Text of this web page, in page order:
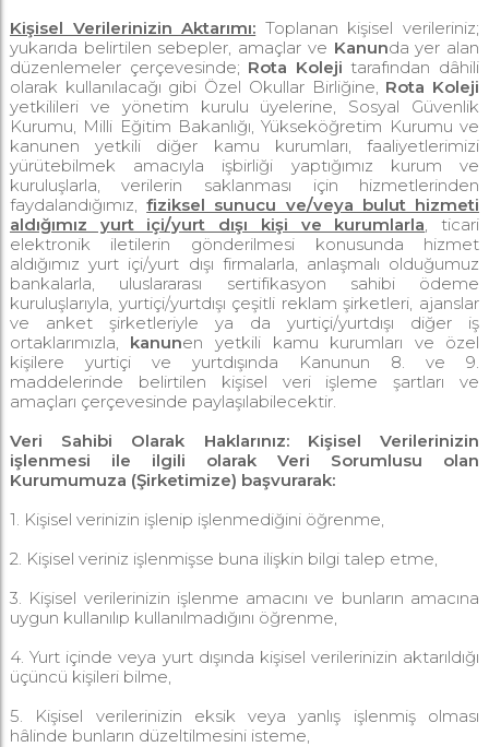
Kişisel Verilerinizin Aktarımı: Toplanan kişisel verileriniz;
yukarıda belirtilen sebepler, amaçlar ve Kanunda yer alan
düzenlemeler çerçevesinde; Rota Koleji tarafından dâhili
olarak kullanılacağı gibi Özel Okullar Birliğine, Rota Koleji
yetkilileri ve yönetim kurulu üyelerine, Sosyal Güvenlik
Kurumu, Milli Eğitim Bakanlığı, Yükseköğretim Kurumu ve
kanunen yetkili diğer kamu kurumları, faaliyetlerimizi
yürütebilmek amacıyla işbirliği yaptığımız kurum ve
kuruluşlarla, verilerin saklanması için hizmetlerinden
faydalandığımız,fiziksel sunucu ve/veya bulut hizmeti
aldığımız yurt içi/yurt dışı kişi ve kurumlarla , ticari
elektronik iletilerin gönderilmesi konusunda hizmet
aldığımız yurt içi/yurt dışı firmalarla, anlaşmalı olduğumuz
bankalarla, uluslararası sertifikasyon sahibi ödeme
kuruluşlarıyla, yurtiçi/yurtdışı çeşitli reklam şirketleri, ajanslar
ve anket şirketleriyle ya da yurtiçi/yurtdışı diğer iş
ortaklarımızla, kanunen yetkili kamu kurumları ve özel
kişilere yurtiçi ve yurtdışında Kanunun 8. ve 9.
maddelerinde belirtilen kişisel veri işleme şartları ve
amaçları çerçevesinde paylaşılabilecektir.
Veri Sahibi Olarak Haklarınız: Kişisel Verilerinizin
işlenmesi ile ilgili olarak Veri Sorumlusu olan
Kurumumuza (Şirketimize) başvurarak:
1. Kişisel verinizin işlenip işlenmediğini öğrenme,
2. Kişisel veriniz işlenmişse buna ilişkin bilgi talep etme,
3. Kişisel verilerinizin işlenme amacını ve bunların amacına
uygun kullanılıp kullanılmadığını öğrenme,
4. Yurt içinde veya yurt dışında kişisel verilerinizin aktarıldığı
üçüncü kişileri bilme,
5. Kişisel verilerinizin eksik veya yanlış işlenmiş olması
hâlinde bunların düzeltilmesini isteme,